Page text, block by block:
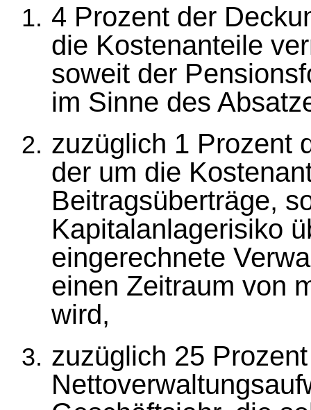
4 Prozent der
die Kostenanteile
soweit der
im Sinne des
zuzüglich 1 Prozent
der um die
Beitragsüberträge,
Kapitalanlagerisiko
eingerechnete
einen Zeitraum von
wird,
zuzüglich 25